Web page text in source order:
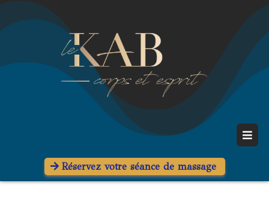
Réservez votre séance de massage